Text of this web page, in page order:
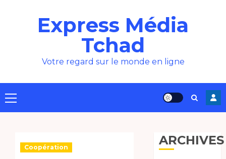
Express Média
Tchad
Votre regard sur le monde en ligne
Menu
principal
Coopération ARCHIVES